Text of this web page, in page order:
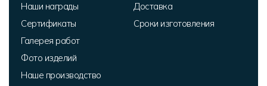
Наши награды
Сертификаты
Галерея работ
Фото изделий
Наше производство
Доставка
Сроки изготовления